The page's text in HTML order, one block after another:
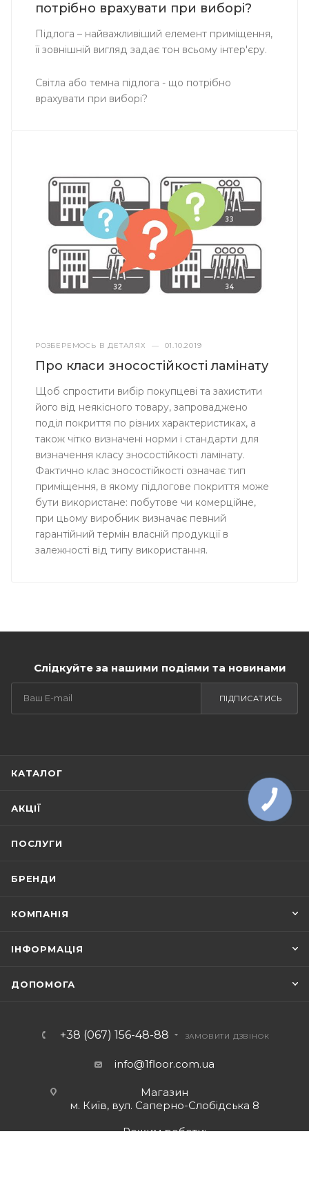
потрібно врахувати при виборі?
Підлога – найважливіший елемент приміщення,
її зовнішній вигляд задає тон всьому інтер'єру.
Світла або темна підлога - що потрібно
врахувати при виборі?
РОЗБЕРЕМОСЬ В ДЕТАЛЯХ — 01.10.2019
Про класи зносостійкості ламінату
Щоб спростити вибір покупцеві та захистити
його від неякісного товару, запроваджено
поділ покриття по різних характеристиках, а
також чітко визначені норми і стандарти для
визначення класу зносостійкості ламінату.
Фактично клас зносостійкості означає тип
приміщення, в якому підлогове покриття може
бути використане: побутове чи комерційне,
при цьому виробник визначає певний
гарантійний термін власній продукції в
залежності від типу використання.
Слідкуйте за нашими подіями та новинами
ПІДПИСАТИСЬ
КАТАЛОГ
АКЦІЇ
ПОСЛУГИ
БРЕНДИ
КОМПАНІЯ
ІНФОРМАЦІЯ
ДОПОМОГА
+38 (067) 156-48-88 ЗАМОВИТИ ДЗВІНОК
info@1floor.com.ua
Магазин
м. Київ, вул. Саперно-Слобідська 8
Режим роботи: